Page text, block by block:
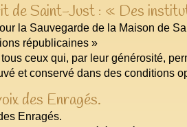
de Saint-Just : « Des
la Sauvegarde de la Maison de
républicaines »
ceux qui, par leur générosité,
et conservé dans des conditions
des Enragés.
Enragés.